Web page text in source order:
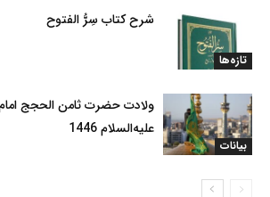
تازه‌ها
شرح کتاب سِرُّ الفتوح
بیانات
ولادت حضرت ثامن الحجج
علیه‌السلام 1446